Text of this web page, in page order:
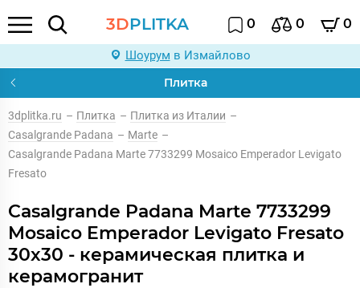
3DPLITKA 0 0 0
Шоурум в Измайлово
Плитка
3dplitka.ru – Плитка – Плитка из Италии –
Casalgrande Padana – Marte –
Casalgrande Padana Marte 7733299 Mosaico Emperador Levigato
Fresato
Casalgrande Padana Marte 7733299
Mosaico Emperador Levigato Fresato
30x30 - керамическая плитка и
керамогранит